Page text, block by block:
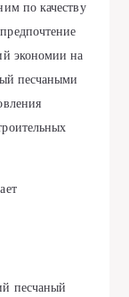
по качеству
экономии на
песчаными
песчаный